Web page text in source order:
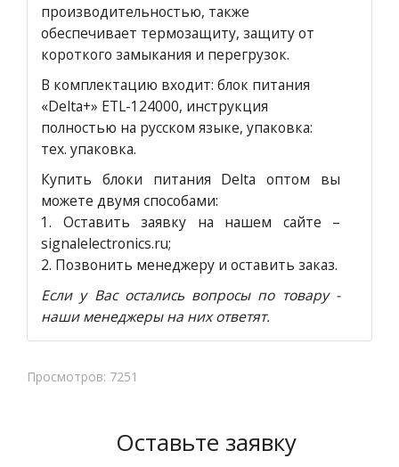
производительностью, также
обеспечивает термозащиту, защиту от
короткого замыкания и перегрузок.
В комплектацию входит: блок питания
«Delta+» ETL-124000, инструкция
полностью на русском языке, упаковка:
тех. упаковка.
Купить блоки питания Delta оптом вы
можете двумя способами:
1. Оставить заявку на нашем сайте –
signalelectronics.ru;
2. Позвонить менеджеру и оставить заказ.
Если у Вас остались вопросы по товару -
наши менеджеры на них ответят.
Просмотров: 7251
Оставьте заявку